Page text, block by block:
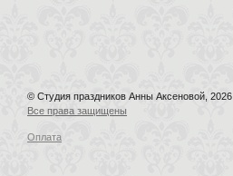
© Студия праздников Анны Аксеновой, 2026
Все права защищены
Оплата